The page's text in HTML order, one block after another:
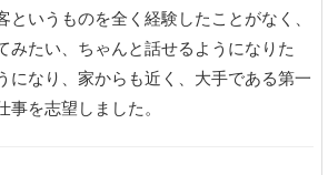
というものを全く経験したことがなく、
みたい、ちゃんと話せるようになりた
になり、家からも近く、大手である第一
事を志望しました。